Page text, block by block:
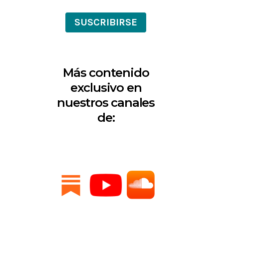
SUSCRIBIRSE
Más contenido
exclusivo en
nuestros canales
de: